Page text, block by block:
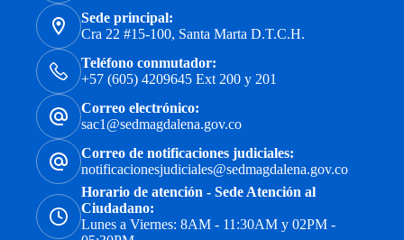
Sede principal:
Cra 22 #15-100, Santa Marta D.T.C.H.
Teléfono conmutador:
+57 (605) 4209645 Ext 200 y 201
Correo electrónico:
sac1@sedmagdalena.gov.co
Correo de notificaciones judiciales:
notificacionesjudiciales@sedmagdalena.gov.co
Horario de atención - Sede Atención al
Ciudadano:
Lunes a Viernes: 8AM - 11:30AM y 02PM -